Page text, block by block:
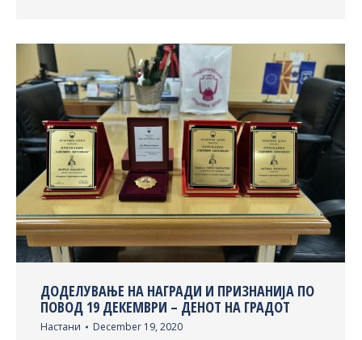
ДОДЕЛУВАЊЕ НА НАГРАДИ И ПРИЗНАНИЈА ПО
ПОВОД 19 ДЕКЕМВРИ – ДЕНОТ НА ГРАДОТ
Настани December 19, 2020